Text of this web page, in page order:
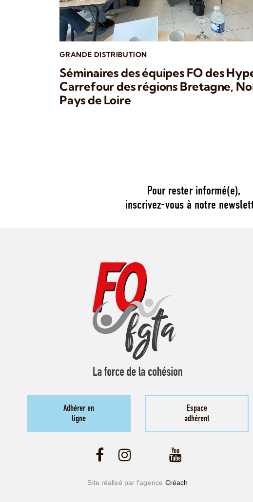
GRANDE DISTRIBUTION
Séminaires des équipes FO des
Carrefour des régions Bretagne,
Pays de Loire
Pour rester informé(e),
inscrivez-vous à notre
Adhérer en
ligne
Espace
adhérent
Site réalisé par l’agence Créach